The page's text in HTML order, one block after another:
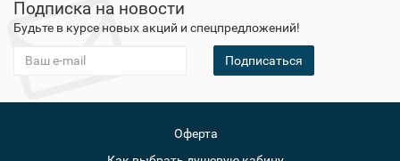
Подписка на новости
Будьте в курсе новых акций и спецпредложений!
Подписаться
Оферта